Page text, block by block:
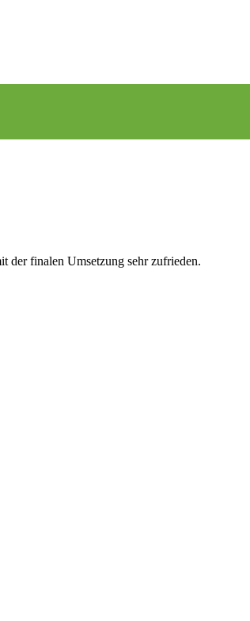
der finalen Umsetzung sehr zufrieden.